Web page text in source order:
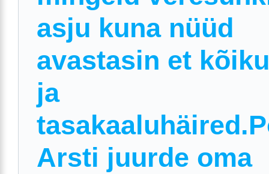
asju kuna nüüd
avastasin et
ja
Arsti juurde oma